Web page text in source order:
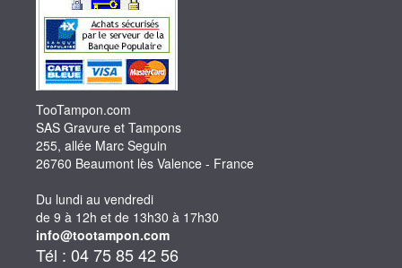
TooTampon.com
SAS Gravure et Tampons
255, allée Marc Seguin
26760 Beaumont lès Valence - France
Du lundi au vendredi
de 9 à 12h et de 13h30 à 17h30
info@tootampon.com
Tél : 04 75 85 42 56